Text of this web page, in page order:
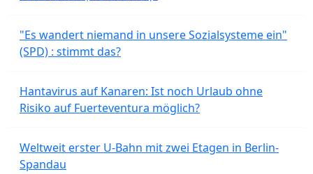
"Es wandert niemand in unsere Sozialsysteme ein"
(SPD) : stimmt das?
Hantavirus auf Kanaren: Ist noch Urlaub ohne
Risiko auf Fuerteventura möglich?
Weltweit erster U-Bahn mit zwei Etagen in Berlin-
Spandau